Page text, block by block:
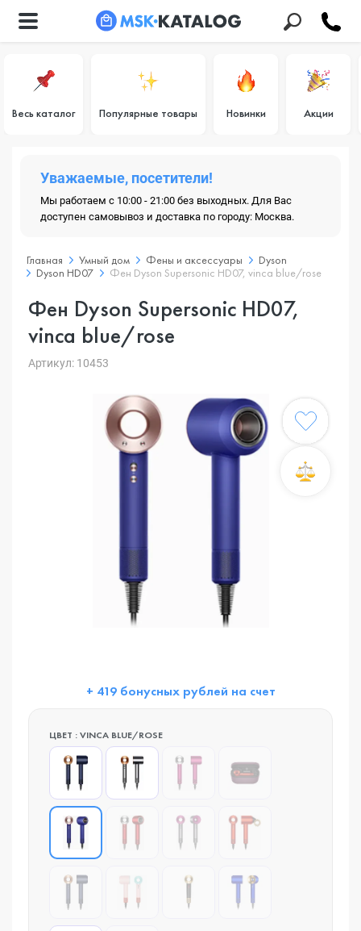
Весь каталог Популярные товары Новинки Акции
Уважаемые, посетители!
Мы работаем с 10:00 - 21:00 без выходных. Для Вас
доступен самовывоз и доставка по городу: Москва.
Главная Умный дом Фены и аксессуары
Dyson
Dyson HD07
Фен Dyson Supersonic HD07, vinca blue/rose
Фен Dyson Supersonic HD07,
vinca blue/rose
Артикул: 10453
+ 419 бонусных рублей на счет
ЦВЕТ : VINCA BLUE/ROSE